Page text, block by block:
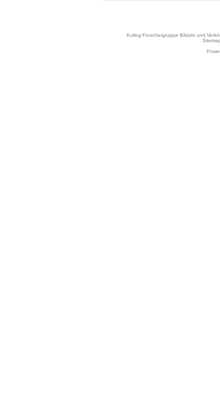
Kolleg-Forschergruppe Bildakt und